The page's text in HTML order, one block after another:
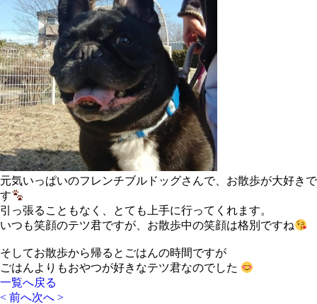
元気いっぱいのフレンチブルドッグさんで、お散歩が大好きで
す
引っ張ることもなく、とても上手に行ってくれます。
いつも笑顔のテツ君ですが、お散歩中の笑顔は格別ですね
そしてお散歩から帰るとごはんの時間ですが
ごはんよりもおやつが好きなテツ君なのでした
一覧へ戻る
< 前へ次へ >